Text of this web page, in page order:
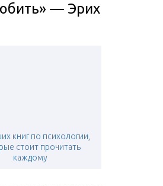
— Эрих
книг по психологии,
стоит прочитать
каждому